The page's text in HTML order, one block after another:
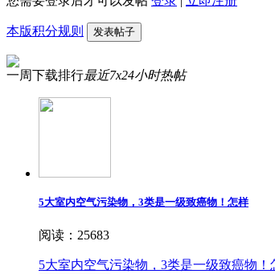
本版积分规则 发表帖子
一周下载排行最近7x24小时热帖
5大室内空气污染物，3类是一级致癌物！怎样
阅读：25683
5大室内空气污染物，3类是一级致癌物！